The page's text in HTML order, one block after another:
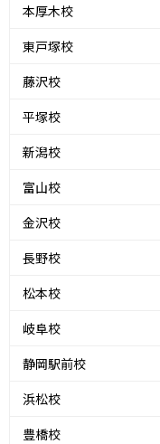
本厚木校
東戸塚校
藤沢校
平塚校
新潟校
富山校
金沢校
長野校
松本校
岐阜校
静岡駅前校
浜松校
豊橋校